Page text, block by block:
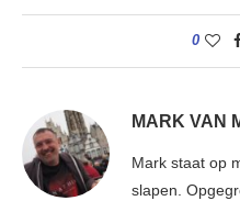
0
MARK VAN
Mark staat op
slapen.